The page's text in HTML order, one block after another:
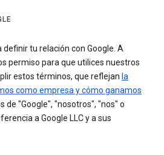
tu relación con Google. A
permiso para que utilices nuestros
estos términos, que reflejan la
como empresa y cómo ganamos
de "Google", "nosotros", "nos" o
a Google LLC y a sus